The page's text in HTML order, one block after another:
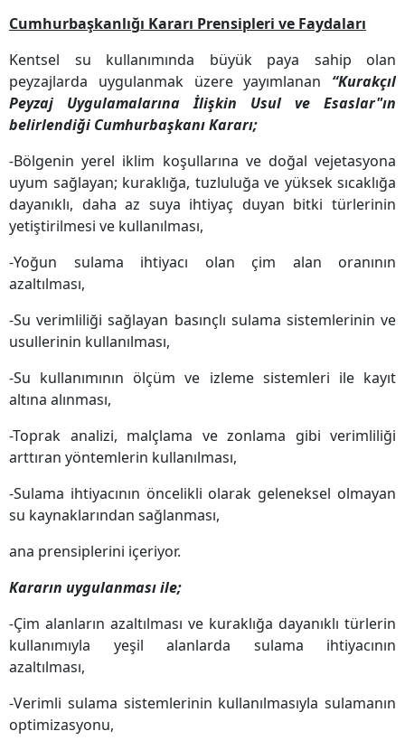
Cumhurbaşkanlığı Kararı Prensipleri ve Faydaları
Kentsel su kullanımında büyük paya sahip olan
peyzajlarda uygulanmak üzere yayımlanan “Kurakçıl
Peyzaj Uygulamalarına İlişkin Usul ve Esaslar"ın
belirlendiği Cumhurbaşkanı Kararı;
-Bölgenin yerel iklim koşullarına ve doğal vejetasyona
uyum sağlayan; kuraklığa, tuzluluğa ve yüksek sıcaklığa
dayanıklı, daha az suya ihtiyaç duyan bitki türlerinin
yetiştirilmesi ve kullanılması,
-Yoğun sulama ihtiyacı olan çim alan oranının
azaltılması,
-Su verimliliği sağlayan basınçlı sulama sistemlerinin ve
usullerinin kullanılması,
-Su kullanımının ölçüm ve izleme sistemleri ile kayıt
altına alınması,
-Toprak analizi, malçlama ve zonlama gibi verimliliği
arttıran yöntemlerin kullanılması,
-Sulama ihtiyacının öncelikli olarak geleneksel olmayan
su kaynaklarından sağlanması,
ana prensiplerini içeriyor.
Kararın uygulanması ile;
-Çim alanların azaltılması ve kuraklığa dayanıklı türlerin
kullanımıyla yeşil alanlarda sulama ihtiyacının
azaltılması,
-Verimli sulama sistemlerinin kullanılmasıyla sulamanın
optimizasyonu,